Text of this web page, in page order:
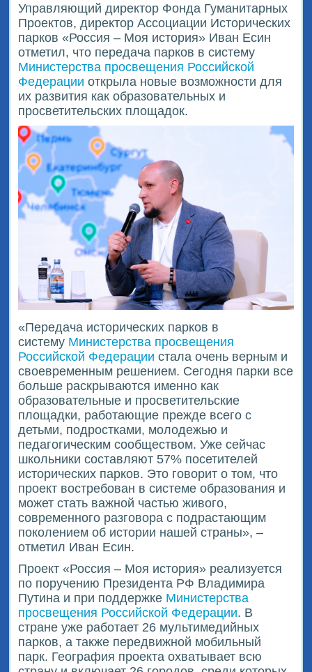
Управляющий директор Фонда Гуманитарных
Проектов, директор Ассоциации Исторических
парков «Россия – Моя история» Иван Есин
отметил, что передача парков в систему
Министерства просвещения Российской
Федерации открыла новые возможности для
их развития как образовательных и
просветительских площадок.
«Передача исторических парков в
систему Министерства просвещения
Российской Федерации стала очень верным и
своевременным решением. Сегодня парки все
больше раскрываются именно как
образовательные и просветительские
площадки, работающие прежде всего с
детьми, подростками, молодежью и
педагогическим сообществом. Уже сейчас
школьники составляют 57% посетителей
исторических парков. Это говорит о том, что
проект востребован в системе образования и
может стать важной частью живого,
современного разговора с подрастающим
поколением об истории нашей страны», –
отметил Иван Есин.
Проект «Россия – Моя история» реализуется
по поручению Президента РФ Владимира
Путина и при поддержке Министерства
просвещения Российской Федерации. В
стране уже работает 26 мультимедийных
парков, а также передвижной мобильный
парк. География проекта охватывает всю